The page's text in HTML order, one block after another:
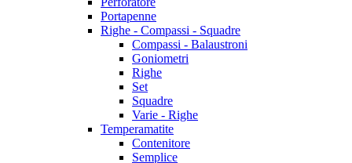
Portapenne
Righe - Compassi - Squadre
Compassi - Balaustroni
Goniometri
Righe
Set
Squadre
Varie - Righe
Temperamatite
Contenitore
Semplice